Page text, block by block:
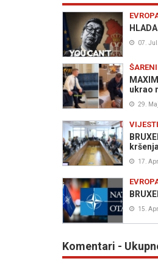
07.
ukrao
29.
VIJESTI
17.
15.
Komentari -